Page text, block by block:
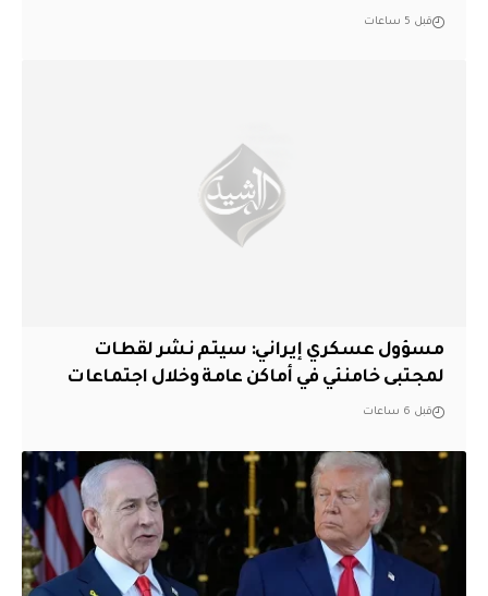
قبل 5 ساعات
مسؤول عسكري إيراني: سيتم نشر لقطات
لمجتبى خامنئي في أماكن عامة وخلال اجتماعات
قبل 6 ساعات